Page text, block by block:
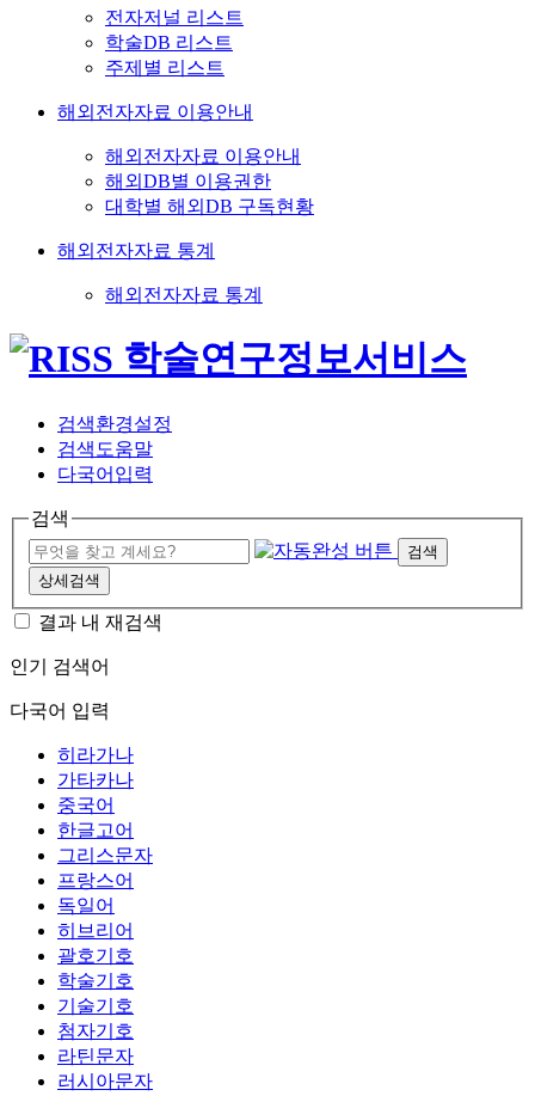
전자저널 리스트
학술DB 리스트
주제별 리스트
해외전자자료 이용안내
해외전자자료 이용안내
해외DB별 이용권한
대학별 해외DB 구독현황
해외전자자료 통계
해외전자자료 통계
검색환경설정
검색도움말
다국어입력
검색
검색
상세검색
결과 내 재검색
인기 검색어
다국어 입력
히라가나
가타카나
중국어
한글고어
그리스문자
프랑스어
독일어
히브리어
괄호기호
학술기호
기술기호
첨자기호
라틴문자
러시아문자